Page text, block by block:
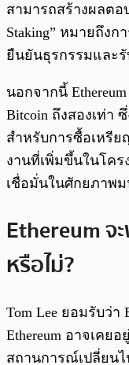
สามารถสร้างผลตอ
Staking” หมายถึงก
ยืนยันธุรกรรมและ
นอกจากนี้
Bitcoin ถึงสองเท่า
สำหรับการซื้อเหรี
งานที่เพิ่มขึ้นในโคร
เชื่อมั่นในศักยภาพม
Ethereum จ
หรือไม่?
Tom Lee ยอมรับว่า
Ethereum อาจเคย
สถานการณ์เปลี่ยน